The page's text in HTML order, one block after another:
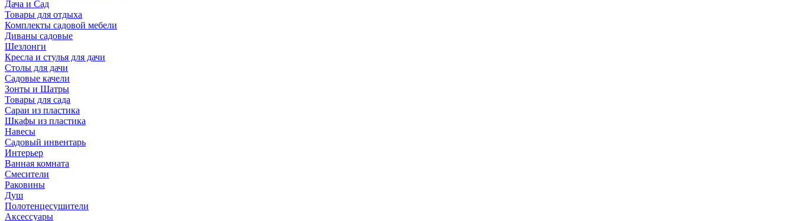
Дача и Сад
Товары для отдыха
Комплекты садовой мебели
Диваны садовые
Шезлонги
Кресла и стулья для дачи
Столы для дачи
Садовые качели
Зонты и Шатры
Товары для сада
Сараи из пластика
Шкафы из пластика
Навесы
Садовый инвентарь
Интерьер
Ванная комната
Смесители
Раковины
Душ
Полотенцесушители
Аксессуары